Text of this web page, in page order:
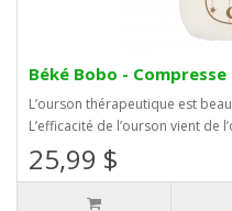
Béké Bobo -
L’ourson thérapeutique est
L’efficacité de l’ourson vient de
25,99 $